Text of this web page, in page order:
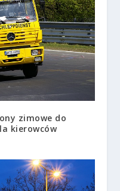
zimowe do
kierowców